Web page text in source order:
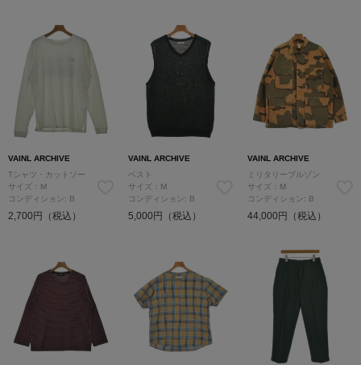
VAINL ARCHIVE
Tシャツ・カットソー
サイズ：M
コンディション: B
2,700円（税込）
VAINL ARCHIVE
ベスト
サイズ：M
コンディション: B
5,000円（税込）
VAINL ARCHIVE
ミリタリーブルゾン
サイズ：M
コンディション: B
44,000円（税込）